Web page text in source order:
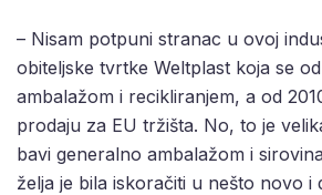
– Nisam potpuni stranac u ovoj
obiteljske tvrtke Weltplast koja se
ambalažom i recikliranjem, a od
prodaju za EU tržišta. No, to je
bavi generalno ambalažom i
želja je bila iskoračiti u nešto novo i